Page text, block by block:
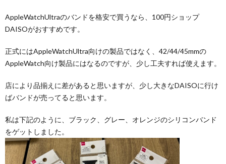
AppleWatchUltraのバンドを格安で買うなら、100円ショップ
DAISOがおすすめです。
正式にはAppleWatchUltra向けの製品ではなく、42/44/45mmの
AppleWatch向け製品にはなるのですが、少し工夫すれば使えます。
店により品揃えに差があると思いますが、少し大きなDAISOに行け
ばバンドが売ってると思います。
私は下記のように、ブラック、グレー、オレンジのシリコンバンド
をゲットしました。